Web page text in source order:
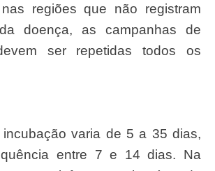
nas regiões que não registram
doença, as campanhas de
ser repetidas todos os
entre 7 e 14 dias. Na